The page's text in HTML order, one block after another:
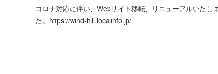
コロナ対応に伴い、Webサイト移転、リニューアルいたし
た。https://wind-hill.localinfo.jp/